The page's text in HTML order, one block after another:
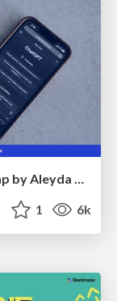
The AI Search Optimization Roadmap by Aleyda Solis
1 6k